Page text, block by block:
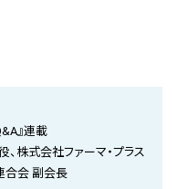
』連載
、株式会社ファーマ・プラス
合会 副会長